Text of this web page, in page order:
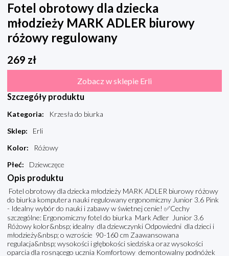
Fotel obrotowy dla dziecka
młodzieży MARK ADLER biurowy
różowy regulowany
269 zł
Zobacz w sklepie Erli
Szczegóły produktu
Kategoria:
Krzesła do biurka
Sklep:
Erli
Kolor:
Różowy
Płeć: Dziewczęce
Opis produktu
Fotel obrotowy dla dziecka młodzieży MARK ADLER biurowy różowy
do biurka komputera nauki regulowany ergonomiczny Junior 3.6 Pink
- Idealny wybór do nauki i zabawy w świetnej cenie! ✅Cechy
szczególne: Ergonomiczny fotel do biurka Mark Adler Junior 3.6
Różowy kolor&nbsp; idealny dla dziewczynki Odpowiedni dla dzieci i
młodzieży&nbsp; o wzroście 90-160 cm Zaawansowana
regulacja&nbsp; wysokości i głębokości siedziska oraz wysokości
oparcia dla rosnącego ucznia Komfortowy demontowalny podnóżek